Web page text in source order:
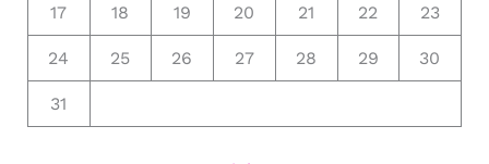
17 18 19 20 21 22 23
24 25 26 27 28 29 30
31